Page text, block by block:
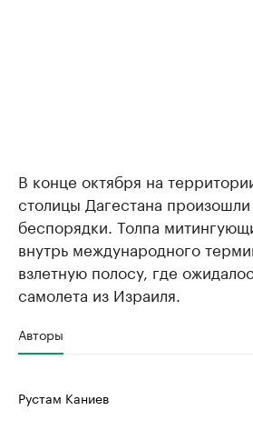
В конце октября на
столицы Дагестана
беспорядки. Толпа
внутрь международного
взлетную полосу, где
самолета из Израиля.
Авторы
Рустам Каниев